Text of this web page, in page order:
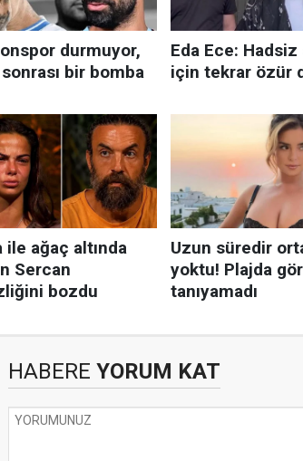
HABERE YORUM KAT